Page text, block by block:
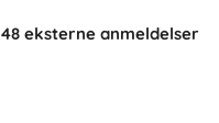
48 eksterne anmeldelser